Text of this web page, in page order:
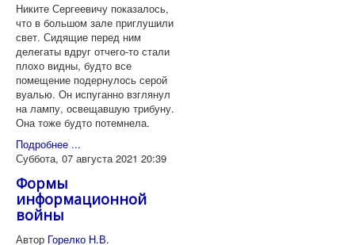
Никите Сергеевичу показалось,
что в большом зале приглушили
свет. Сидящие перед ним
делегаты вдруг отчего-то стали
плохо видны, будто все
помещение подернулось серой
вуалью. Он испуганно взглянул
на лампу, освещавшую трибуну.
Она тоже будто потемнела.
Подробнее ...
Суббота, 07 августа 2021 20:39
Формы
информационной
войны
Автор Горелко Н.В.